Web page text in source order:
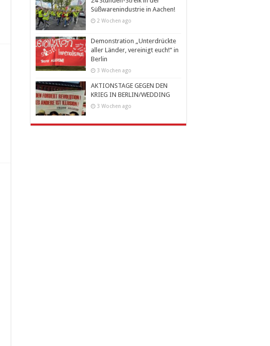
Süßwarenindustrie in Aachen!
2 Wochen ago
Demonstration „Unterdrückte
aller Länder, vereinigt euch!“ in
Berlin
3 Wochen ago
AKTIONSTAGE GEGEN DEN
KRIEG IN BERLIN/WEDDING
3 Wochen ago